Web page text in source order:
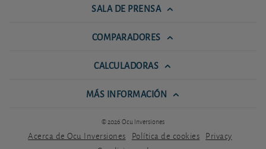
SALA DE PRENSA
COMPARADORES
CALCULADORAS
MÁS INFORMACIÓN
© 2026 Ocu Inversiones
Acerca de Ocu Inversiones Política de cookies Privacy